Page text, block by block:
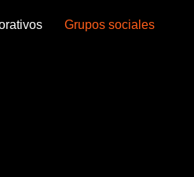
Grupos sociales